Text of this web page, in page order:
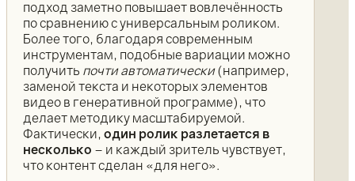
подход заметно повышает вовлечённость
по сравнению с универсальным роликом.
Более того, благодаря современным
инструментам, подобные вариации можно
получить почти автоматически(например,
заменой текста и некоторых элементов
видео в генеративной программе), что
делает методику масштабируемой.
Фактически, один ролик разлетается в
несколько – и каждый зритель чувствует,
что контент сделан «для него».